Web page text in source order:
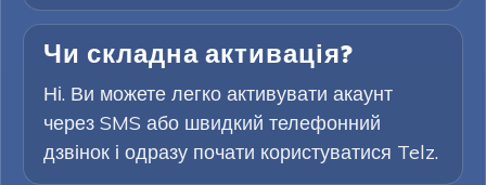
Чи складна активація?
Ні. Ви можете легко активувати акаунт
через SMS або швидкий телефонний
дзвінок і одразу почати користуватися Telz.